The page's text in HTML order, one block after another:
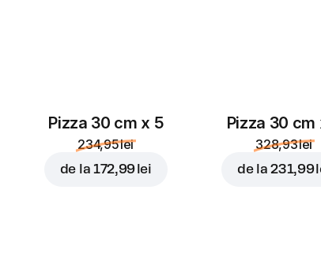
Pizza 30 cm x 5
234,95 lei
de la 172,99 lei
Pizza 30 cm
328,93 lei
de la231,99